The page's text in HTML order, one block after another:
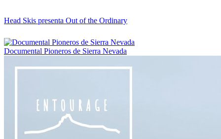
Head Skis presenta Out of the Ordinary
Documental Pioneros de Sierra Nevada